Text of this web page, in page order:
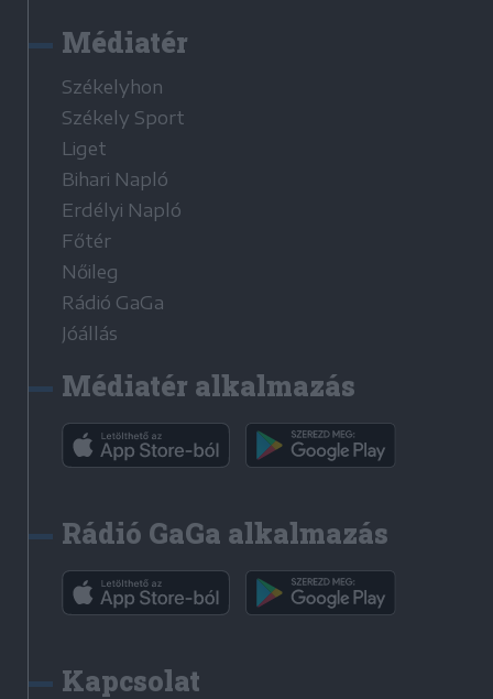
Médiatér
Székelyhon
Székely Sport
Liget
Bihari Napló
Erdélyi Napló
Főtér
Nőileg
Rádió GaGa
Jóállás
Médiatér alkalmazás
Rádió GaGa alkalmazás
Kapcsolat